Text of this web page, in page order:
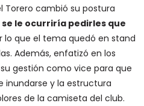
Torero cambió su postura
le ocurriría pedirles que
lo que el tema quedó en stand
Además, enfatizó en los
gestión como vice para que
inundarse y la estructura
de la camiseta del club.